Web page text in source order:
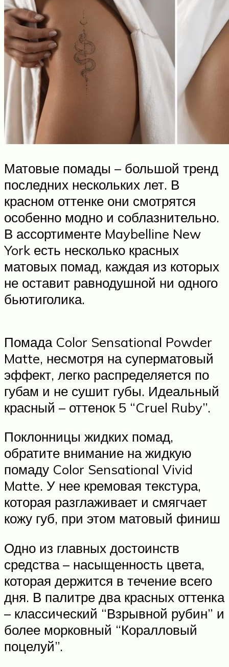
Матовые помады – большой тренд
последних нескольких лет. В
красном оттенке они смотрятся
особенно модно и соблазнительно.
В ассортименте Maybelline New
York есть несколько красных
матовых помад, каждая из которых
не оставит равнодушной ни одного
бьютиголика.
Помада Color Sensational Powder
Matte, несмотря на суперматовый
эффект, легко распределяется по
губам и не сушит губы. Идеальный
красный – оттенок 5 “Cruel Ruby”.
Поклонницы жидких помад,
обратите внимание на жидкую
помаду Color Sensational Vivid
Matte. У нее кремовая текстура,
которая разглаживает и смягчает
кожу губ, при этом матовый финиш
Одно из главных достоинств
средства – насыщенность цвета,
которая держится в течение всего
дня. В палитре два красных оттенка
– классический “Взрывной рубин” и
более морковный “Коралловый
поцелуй”.